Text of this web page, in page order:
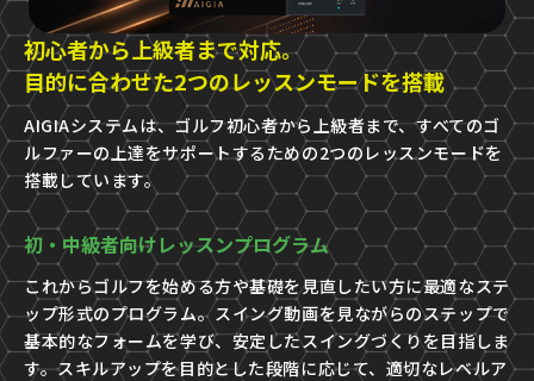
初心者から上級者まで対応。
目的に合わせた2つのレッスンモードを搭載
AIGIAシステムは、ゴルフ初心者から上級者まで、すべてのゴ
ルファーの上達をサポートするための2つのレッスンモードを
搭載しています。
初・中級者向けレッスンプログラム
これからゴルフを始める方や基礎を見直したい方に最適なステ
ップ形式のプログラム。スイング動画を見ながらのステップで
基本的なフォームを学び、安定したスイングづくりを目指しま
す。スキルアップを目的とした段階に応じて、適切なレベルア